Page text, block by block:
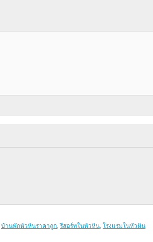
บ้านพักหัวหินราคาถูก,รีสอร์ทในหัวหิน, โรงแรมในหัวหิน